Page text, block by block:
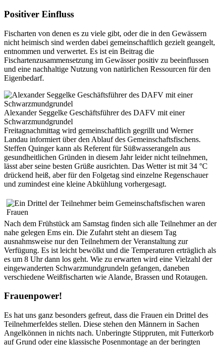
Positiver Einfluss
Fischarten von denen es zu viele gibt, oder die in den Gewässern
nicht heimisch sind werden dabei gemeinschaftlich gezielt geangelt,
entnommen und verwertet. Es ist ein Beitrag die
Fischartenzusammensetzung im Gewässer positiv zu beeinflussen
und eine nachhaltige Nutzung von natürlichen Ressourcen für den
Eigenbedarf.
Alexander Seggelke Geschäftsführer des DAFV mit einer
Schwarzmundgrundel
Freitagnachmittag wird gemeinschaftlich gegrillt und Werner
Landau informiert über den Ablauf des Gemeinschaftsfischens.
Steffen Quinger kann als Referent für Süßwasserangeln aus
gesundheitlichen Gründen in diesem Jahr leider nicht teilnehmen,
lässt aber seine besten Grüße ausrichten. Das Wetter ist mit 34 °C
drückend heiß, aber für den Folgetag sind einzelne Regenschauer
und zumindest eine kleine Abkühlung vorhergesagt.
Nach dem Frühstück am Samstag finden sich alle Teilnehmer an der
nahe gelegen Ems ein. Die Zufahrt steht an diesem Tag
ausnahmsweise nur den Teilnehmern der Veranstaltung zur
Verfügung. Es ist leicht bewölkt und die Temperaturen erträglich als
es um 8 Uhr dann los geht. Wie zu erwarten wird eine Vielzahl der
eingewanderten Schwarzmundgrundeln gefangen, daneben
verschiedene Weißfischarten wie Alande, Brassen und Rotaugen.
Frauenpower!
Es hat uns ganz besonders gefreut, dass die Frauen ein Drittel des
Teilnehmerfeldes stellen. Diese stehen den Männern in Sachen
Angelkönnen in nichts nach. Unberingte Stippruten, mit Futterkorb
auf Grund oder eine klassische Posenmontage an der beringten